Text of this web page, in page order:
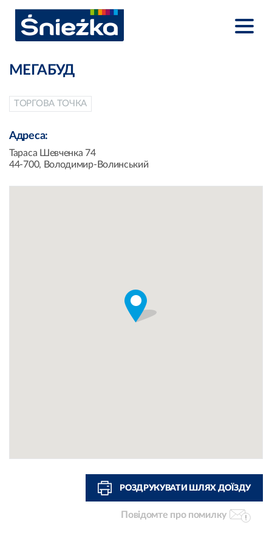
МЕГАБУД
ТОРГОВА ТОЧКА
Адреса:
Тараса Шевченка 74
44-700, Володимир-Волинський
РОЗДРУКУВАТИ ШЛЯХ ДОЇЗДУ
Повідомте про помилку